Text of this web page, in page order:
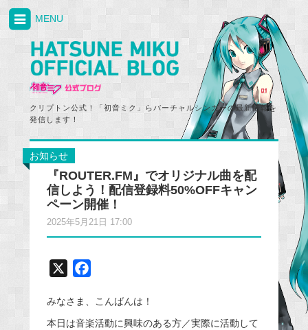
クリプトン公式！「初音ミク」らバーチャルシンガーの最新情報を
発信します！
MENU
お知らせ
『ROUTER.FM』でオリジナル曲を配
信しよう！配信登録料50%OFFキャン
ペーン開催！
2025年5月21日 17:00
c
e
みなさま、こんばんは！
本日は音楽活動に興味のある方／実際に活動して